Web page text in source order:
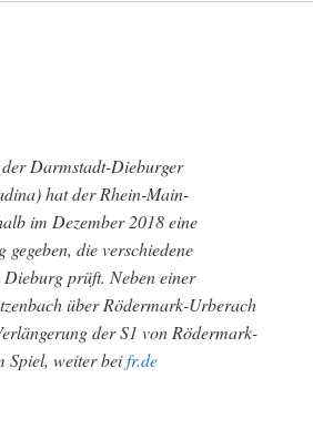
Darmstadt-Dieburger
hat der Rhein-Main-
im Dezember 2018 eine
die verschiedene
prüft. Neben einer
über Rödermark-Urberach
der S1 von Rödermark-
Spiel, weiter beifr.de